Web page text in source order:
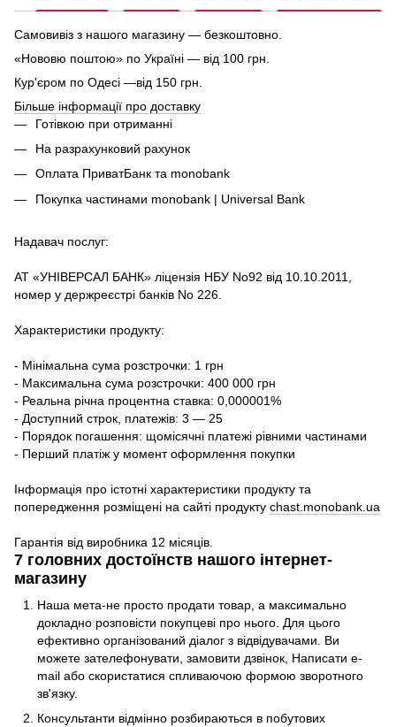
Самовивіз з нашого магазину — безкоштовно.
«Нововю поштою» по Україні — від 100 грн.
Кур'єром по Одесі —від 150 грн.
Більше інформації про доставку
Готівкою при отриманні
На разрахунковий рахунок
Оплата ПриватБанк та monobank
Покупка частинами monobank | Universal Bank
Надавач послуг:
АТ «УНІВЕРСАЛ БАНК» ліцензія НБУ No92 від 10.10.2011,
номер у держреєстрі банків No 226.
Характеристики продукту:
- Мінімальна сума розстрочки: 1 грн
- Максимальна сума розстрочки: 400 000 грн
- Реальна річна процентна ставка: 0,000001%
- Доступний строк, платежів: 3 — 25
- Порядок погашення: щомісячні платежі рівними частинами
- Перший платіж у момент оформлення покупки
Інформація про істотні характеристики продукту та
попередження розміщені на сайті продукту chast.monobank.ua
Гарантія від виробника 12 місяців.
7 головних достоїнств нашого інтернет-
магазину
Наша мета-не просто продати товар, а максимально
докладно розповісти покупцеві про нього. Для цього
ефективно організований діалог з відвідувачами. Ви
можете зателефонувати, замовити дзвінок, Написати e-
mail або скористатися спливаючою формою зворотного
зв'язку.
Консультанти відмінно розбираються в побутових